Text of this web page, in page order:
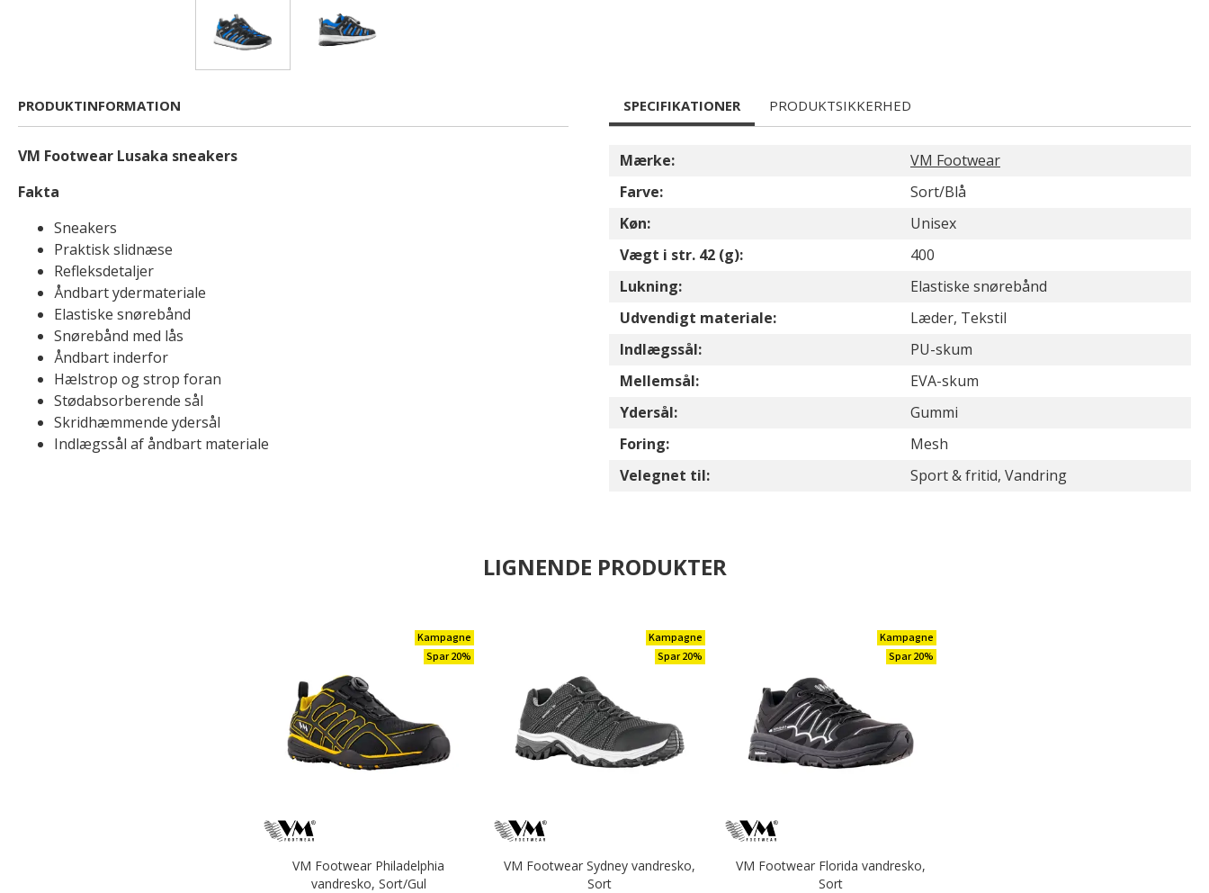
PRODUKTINFORMATION
VM Footwear Lusaka sneakers
Fakta
Sneakers
Praktisk slidnæse
Refleksdetaljer
Åndbart ydermateriale
Elastiske snørebånd
Snørebånd med lås
Åndbart inderfor
Hælstrop og strop foran
Stødabsorberende sål
Skridhæmmende ydersål
Indlægssål af åndbart materiale
SPECIFIKATIONER PRODUKTSIKKERHED
Mærke:
VM Footwear
Farve:
Sort/Blå
Køn:
Unisex
Vægt i str. 42 (g):
400
Lukning:
Elastiske snørebånd
Udvendigt materiale:
Læder, Tekstil
Indlægssål:
PU-skum
Mellemsål:
EVA-skum
Ydersål:
Gummi
Foring:
Mesh
Velegnet til:
Sport & fritid, Vandring
LIGNENDE PRODUKTER
Kampagne
Spar 20%
VM Footwear Philadelphia
vandresko, Sort/Gul
Kampagne
Spar 20%
VM Footwear Sydney vandresko,
Sort
Kampagne
Spar 20%
VM Footwear Florida vandresko,
Sort